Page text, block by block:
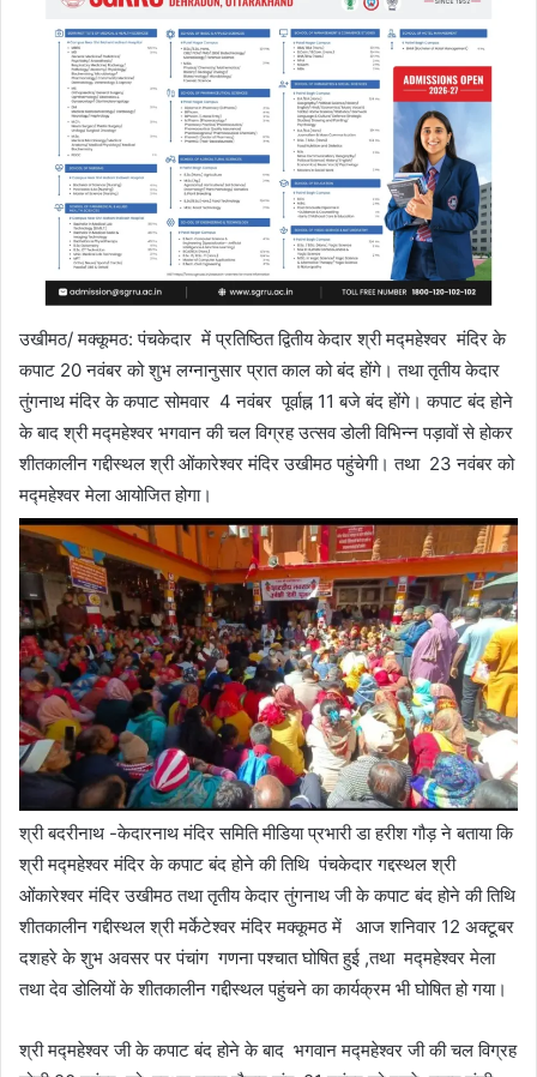
उखीमठ/ मक्कूमठ: पंचकेदार में प्रतिष्ठित द्वितीय केदार श्री मद्महेश्वर मंदिर के
कपाट 20 नवंबर को शुभ लग्नानुसार प्रात काल को बंद होंगे। तथा तृतीय केदार
तुंगनाथ मंदिर के कपाट सोमवार 4 नवंबर पूर्वाह्न 11 बजे बंद होंगे। कपाट बंद होने
के बाद श्री मद्महेश्वर भगवान की चल विग्रह उत्सव डोली विभिन्न पड़ावों से होकर
शीतकालीन गद्दीस्थल श्री ओंकारेश्वर मंदिर उखीमठ पहुंचेगी। तथा 23 नवंबर को
मद्महेश्वर मेला आयोजित होगा।
श्री बदरीनाथ -केदारनाथ मंदिर समिति मीडिया प्रभारी डा हरीश गौड़ ने बताया कि
श्री मद्महेश्वर मंदिर के कपाट बंद होने की तिथि पंचकेदार गद्दस्थल श्री
ओंकारेश्वर मंदिर उखीमठ तथा तृतीय केदार तुंगनाथ जी के कपाट बंद होने की तिथि
शीतकालीन गद्दीस्थल श्री मर्केटेश्वर मंदिर मक्कूमठ में आज शनिवार 12 अक्टूबर
दशहरे के शुभ अवसर पर पंचांग गणना पश्चात घोषित हुई ,तथा मद्महेश्वर मेला
तथा देव डोलियों के शीतकालीन गद्दीस्थल पहुंचने का कार्यक्रम भी घोषित हो गया।
श्री मद्महेश्वर जी के कपाट बंद होने के बाद भगवान मद्महेश्वर जी की चल विग्रह